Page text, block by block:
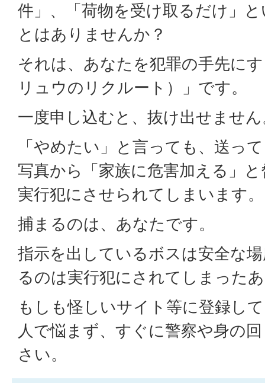
件」、「荷物を受け取るだけ」
とはありませんか？
それは、あなたを犯罪の手先に
リュウのリクルート）」です。
一度申し込むと、抜け出せませ
「やめたい」と言っても、送っ
写真から「家族に危害加える」
実行犯にさせられてしまいます。
捕まるのは、あなたです。
指示を出しているボスは安全な
るのは実行犯にされてしまった
もしも怪しいサイト等に登録し
人で悩まず、すぐに警察や身の
さい。